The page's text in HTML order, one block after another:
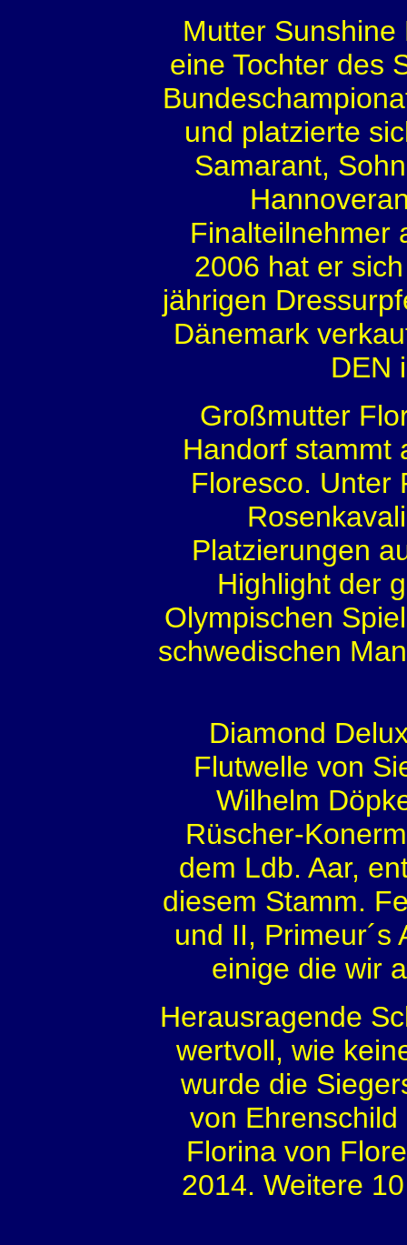
Mutter
eine Tochter des
und platzierte
Samarant,
Finalteilnehmer
2006 hat er
jährigen
Dänemark
DEN
Großmutter
Handorf stammt
Floresco. Unter
Platzierungen
Highlight der
Olympischen
schwedischen
Diamond
Flutwelle von
Wilhelm
Rüscher-
dem Ldb. Aar,
diesem Stamm.
und II,
einige die wir
Herausragende
wertvoll, wie
wurde die
von
Florina von
2014. Weitere